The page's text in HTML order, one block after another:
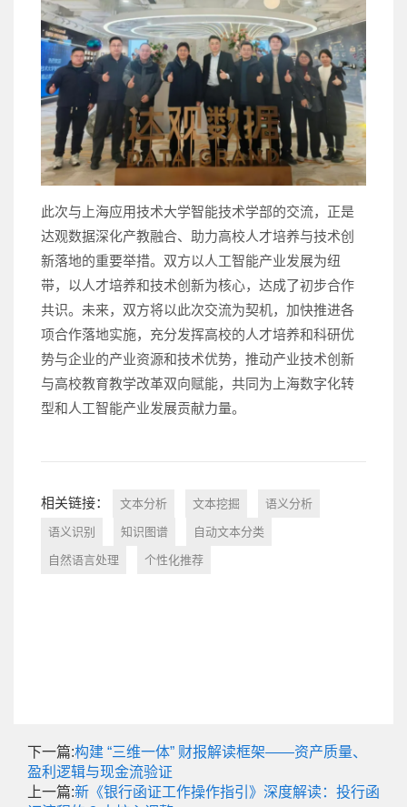
此次与上海应用技术大学智能技术学部的交流，正是
达观数据深化产教融合、助力高校人才培养与技术创
新落地的重要举措。双方以人工智能产业发展为纽
带，以人才培养和技术创新为核心，达成了初步合作
共识。未来，双方将以此次交流为契机，加快推进各
项合作落地实施，充分发挥高校的人才培养和科研优
势与企业的产业资源和技术优势，推动产业技术创新
与高校教育教学改革双向赋能，共同为上海数字化转
型和人工智能产业发展贡献力量。
相关链接： 文本分析 文本挖掘 语义分析
语义识别 知识图谱 自动文本分类
自然语言处理 个性化推荐
下一篇:构建 “三维一体” 财报解读框架——资产质量、
盈利逻辑与现金流验证
上一篇:新《银行函证工作操作指引》深度解读：投行函